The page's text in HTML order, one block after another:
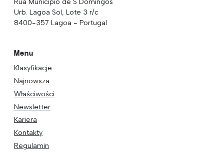
Urb. Lagoa Sol, Lote 3 r/c
8400-357 Lagoa - Portugal
Menu
Klasyfikacje
Najnowsza
Właściwości
Newsletter
Kariera
Kontakty
Regulamin